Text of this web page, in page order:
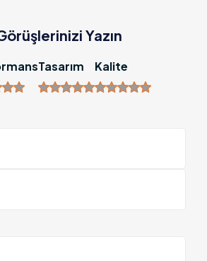
Yazın
Tasarım Kalite